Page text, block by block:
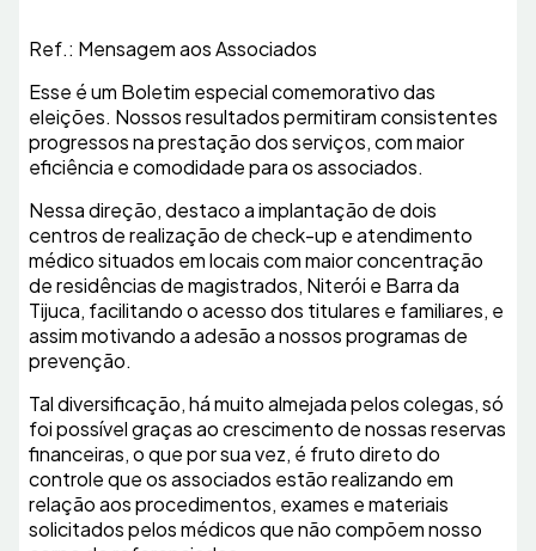
Ref.: Mensagem aos Associados
Esse é um Boletim especial comemorativo das
eleições. Nossos resultados permitiram consistentes
progressos na prestação dos serviços, com maior
eficiência e comodidade para os associados.
Nessa direção, destaco a implantação de dois
centros de realização de check-up e atendimento
médico situados em locais com maior concentração
de residências de magistrados, Niterói e Barra da
Tijuca, facilitando o acesso dos titulares e familiares, e
assim motivando a adesão a nossos programas de
prevenção.
Tal diversificação, há muito almejada pelos colegas, só
foi possível graças ao crescimento de nossas reservas
financeiras, o que por sua vez, é fruto direto do
controle que os associados estão realizando em
relação aos procedimentos, exames e materiais
solicitados pelos médicos que não compõem nosso